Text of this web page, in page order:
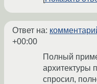
Ответ на:
+00:00
Полный
архитектуры
спросил,